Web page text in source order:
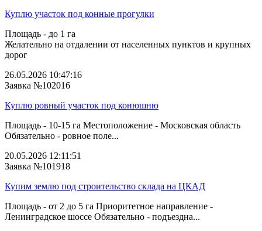
Куплю участок под конные прогулки
Площадь - до 1 га
Желательно на отдалении от населенных пунктов и крупных
дорог
26.05.2026 10:47:16
Заявка №102016
Куплю ровный участок под конюшню
Площадь - 10-15 га Местоположение - Московская область
Обязательно - ровное поле...
20.05.2026 12:11:51
Заявка №101918
Купим землю под строительство склада на ЦКАД
Площадь - от 2 до 5 га Приоритетное направление -
Ленинградское шоссе Обязательно - подъездна...